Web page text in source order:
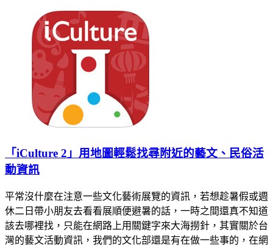
「iCulture 2」用地圖輕鬆找尋附近的藝文、民俗活
動資訊
平常沒什麼在注意一些文化藝術展覽的資訊，若想趁暑假或週
休二日帶小朋友去看看展順便避暑的話，一時之間還真不知道
該去哪裡找，只能在網路上用關鍵字來大海撈針，其實關於台
灣的藝文活動資訊，我們的文化部還是有在做一些事的，在網